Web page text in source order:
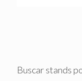
Buscar stands